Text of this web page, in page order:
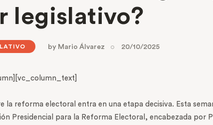
legislativo?
by Mario Álvarez 20/10/2025
la reforma electoral entra en una etapa decisiva. Esta
Presidencial para la Reforma Electoral, encabezada por